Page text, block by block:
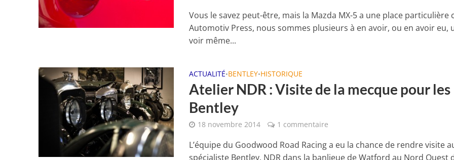
Vous le savez peut-être, mais la Mazda MX-5 a une place particulière
Automotiv Press, nous sommes plusieurs à en avoir, ou en avoir eu,
voir même...
ACTUALITÉ•BENTLEY•HISTORIQUE
Atelier NDR : Visite de la mecque pour les
Bentley
18 novembre 2014 1 commentaire
L’équipe du Goodwood Road Racing a eu la chance de rendre visite
spécialiste Bentley, NDR dans la banlieue de Watford au Nord Ouest